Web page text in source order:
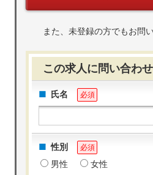
また、未登録の方でもお問
この求人に問い合わ
氏名 必須
性別 必須
男性 女性